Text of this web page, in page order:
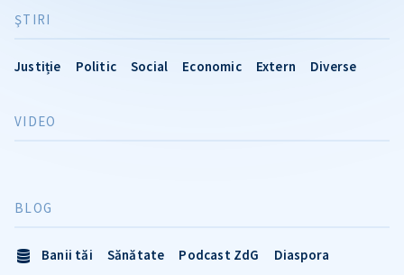
ŞTIRI
Justiție Politic Social Economic Extern Diverse
VIDEO
BLOG
Banii tăi Sănătate Podcast ZdG
Diaspora